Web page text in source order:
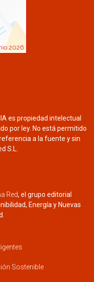
es propiedad intelectual
por ley. No está permitido
a la fuente y sin
S.L.
Red, el grupo editorial
Energía y Nuevas
Sostenible